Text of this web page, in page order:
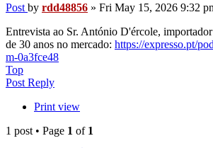
Post by rdd48856 » Fri May 15, 2026 9:32
Entrevista ao Sr. António D'ércole,
de 30 anos no mercado: https://expresso.pt/
m-0a3fce48
Top
Post Reply
Print view
1 post • Page 1 of 1